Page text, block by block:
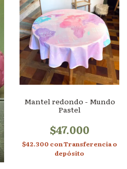
Mantel redondo - Mundo
Pastel
$47.000
$42.300 conTransferencia o
depósito